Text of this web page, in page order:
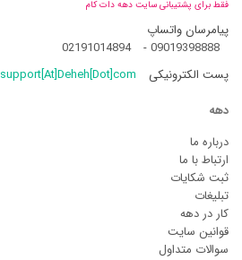
فقط برای پشتیبانی سایت دهه دات کام
پیامرسان واتساپ
09019398888
-
02191014894
پست الکترونیکی
support[At]Deheh[Dot]com
دهه
درباره ما
ارتباط با ما
ثبت شکایات
تبلیغات
کار در دهه
قوانین سایت
سوالات متداول